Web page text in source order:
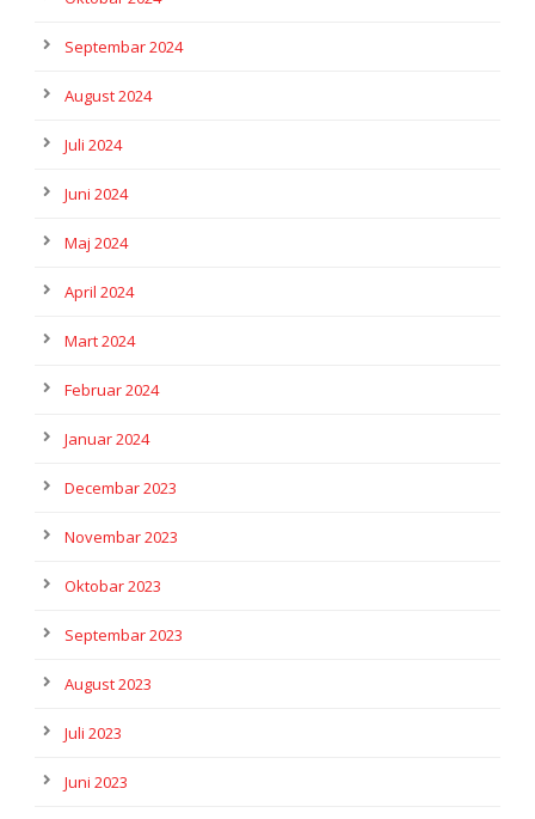
Septembar 2024
August 2024
Juli 2024
Juni 2024
Maj 2024
April 2024
Mart 2024
Februar 2024
Januar 2024
Decembar 2023
Novembar 2023
Oktobar 2023
Septembar 2023
August 2023
Juli 2023
Juni 2023